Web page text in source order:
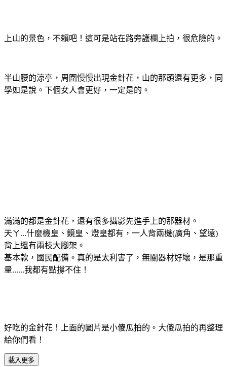
上山的景色，不賴吧！這可是站在路旁護欄上拍，很危險的。
半山腰的涼亭，周圍慢慢出現金針花，山的那頭還有更多，同
學如是說。下個女人會更好，一定是的。
滿滿的都是金針花，還有很多攝影先進手上的那器材。
天ㄚ...什麼機皇、鏡皇、燈皇都有，一人背兩機(廣角、望遠)
背上還有兩枝大腳架。
基本款，國民配備。真的是太利害了，無關器材好壞，是那重
量......我都有點撐不住！
好吃的金針花！上面的圖片是小傻瓜拍的。大傻瓜拍的再整理
給你們看！
載入更多